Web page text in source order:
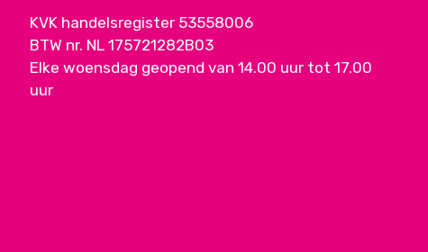
KVK handelsregister 53558006
BTW nr. NL 175721282B03
Elke woensdag geopend van 14.00 uur tot 17.00
uur